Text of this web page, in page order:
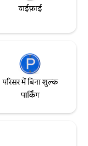
वाईफ़ाई
परिसर में बिना शुल्क
पार्किंग